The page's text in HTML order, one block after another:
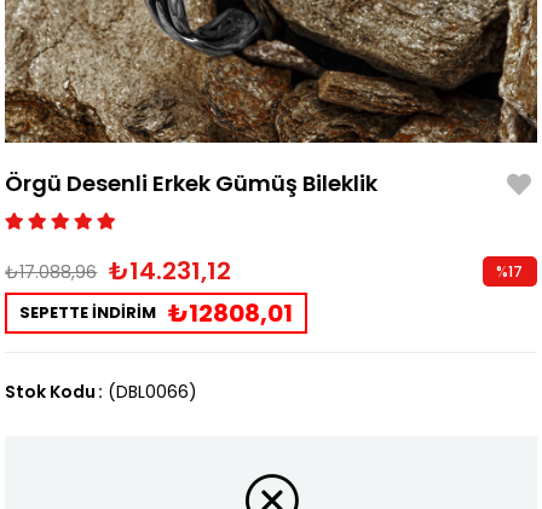
Örgü Desenli Erkek Gümüş Bileklik
₺17.088,96 ₺14.231,12
SEPETTE İNDİRİM ₺12808,01
%17
Stok Kodu (DBL0066)